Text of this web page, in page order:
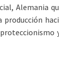
Alemania